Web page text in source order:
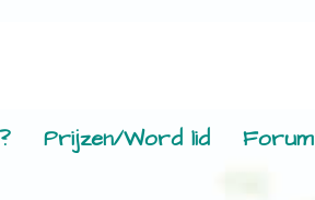
Prijzen/Word lid Forum